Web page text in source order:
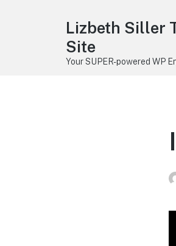
Lizbeth Siller
Site
Your SUPER-powered WP